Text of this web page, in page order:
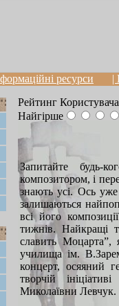
ресурси |
Рейтинг
Найгірше
Запитайте будь-
композитором, і
знають усі. Ось
залишаються
всі його
тижнів. Найкращі
славить Моцарта”,
училища ім.
концерт, осяяний
творчій
Миколаївни Левчук.